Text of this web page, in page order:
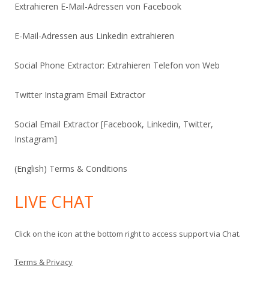
Extrahieren E-Mail-Adressen von Facebook
E-Mail-Adressen aus Linkedin extrahieren
Social Phone Extractor: Extrahieren Telefon von Web
Twitter Instagram Email Extractor
Social Email Extractor [Facebook, Linkedin, Twitter,
Instagram]
(English) Terms & Conditions
LIVE CHAT
Click on the icon at the bottom right to access support via Chat.
Terms & Privacy